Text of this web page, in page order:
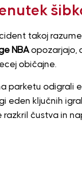
takoj
NBAopozarjajo,
običajne.
parketu odigrali
eden ključnih
razkril čustva in